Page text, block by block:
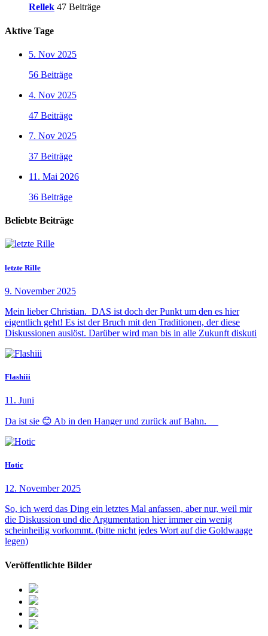
Rellek 47 Beiträge
Aktive Tage
5. Nov 2025
56 Beiträge
4. Nov 2025
47 Beiträge
7. Nov 2025
37 Beiträge
11. Mai 2026
36 Beiträge
Beliebte Beiträge
letzte Rille
9. November 2025
Mein lieber Christian. DAS ist doch der Punkt um den es hier
eigentlich geht! Es ist der Bruch mit den Traditionen, der diese
Diskussionen auslöst. Darüber wird man bis in alle Zukunft diskuti
Flashiii
11. Juni
Da ist sie 😊 Ab in den Hanger und zurück auf Bahn.
Hotic
12. November 2025
So, ich werd das Ding ein letztes Mal anfassen, aber nur, weil mir
die Diskussion und die Argumentation hier immer ein wenig
scheinheilig vorkommt. (bitte nicht jedes Wort auf die Goldwaage
legen)
Veröffentlichte Bilder